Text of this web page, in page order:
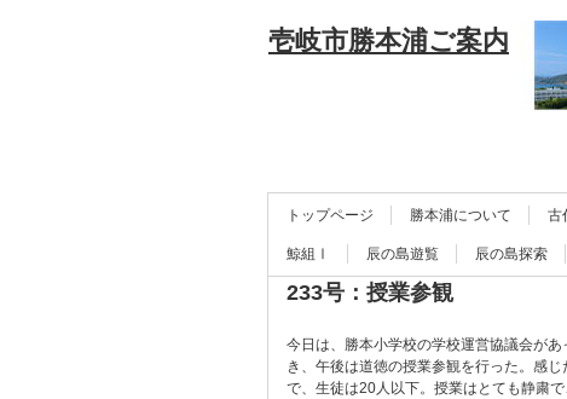
壱岐市勝本浦ご案内
トップページ 勝本浦について 古
鯨組Ⅰ 辰の島遊覧 辰の島探索
233号：授業参観
今日は、勝本小学校の学校運営協議会が
き、午後は道徳の授業参観を行った。感
で、生徒は20人以下。授業はとても静粛